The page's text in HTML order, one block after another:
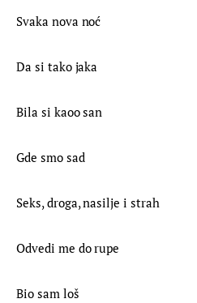
Svaka nova noć
Da si tako jaka
Bila si kaoo san
Gde smo sad
Seks, droga, nasilje i strah
Odvedi me do rupe
Bio sam loš